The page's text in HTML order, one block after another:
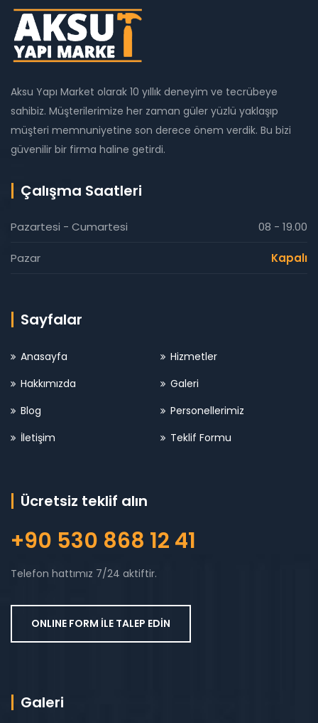
Aksu Yapı Market olarak 10 yıllık deneyim ve tecrübeye
sahibiz. Müşterilerimize her zaman güler yüzlü yaklaşıp
müşteri memnuniyetine son derece önem verdik. Bu bizi
güvenilir bir firma haline getirdi.
Çalışma Saatleri
Pazartesi - Cumartesi 08 - 19.00
Pazar Kapalı
Sayfalar
Anasayfa
Hizmetler
Hakkımızda
Galeri
Blog
Personellerimiz
İletişim
Teklif Formu
Ücretsiz teklif alın
+90 530 868 12 41
Telefon hattımız 7/24 aktiftir.
ONLINE FORM İLE TALEP EDİN
Galeri